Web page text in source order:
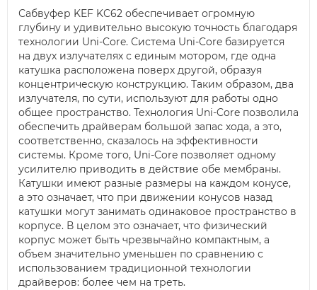
Сабвуфер KEF KC62 обеспечивает огромную
глубину и удивительно высокую точность благодаря
технологии Uni-Core. Система Uni-Core базируется
на двух излучателях с единым мотором, где одна
катушка расположена поверх другой, образуя
концентрическую конструкцию. Таким образом, два
излучателя, по сути, используют для работы одно
общее пространство. Технология Uni-Core позволила
обеспечить драйверам большой запас хода, а это,
соответственно, сказалось на эффективности
системы. Кроме того, Uni-Core позволяет одному
усилителю приводить в действие обе мембраны.
Катушки имеют разные размеры на каждом конусе,
а это означает, что при движении конусов назад
катушки могут занимать одинаковое пространство в
корпусе. В целом это означает, что физический
корпус может быть чрезвычайно компактным, а
объем значительно уменьшен по сравнению с
использованием традиционной технологии
драйверов: более чем на треть.